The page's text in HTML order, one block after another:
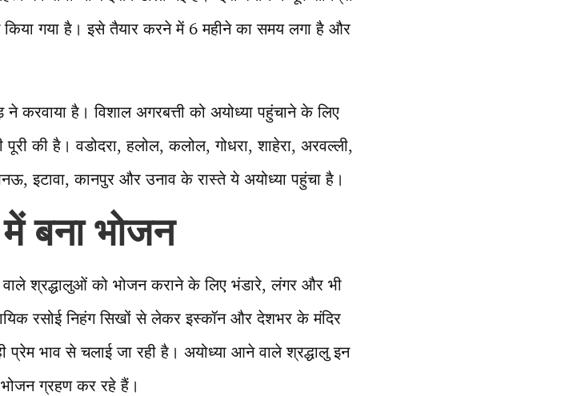
गया है। इसे तैयार करने में 6 महीने का समय लगा है और
ने करवाया है। विशाल अगरबत्ती को अयोध्या पहुंचाने के लिए
की है। वडोदरा, हलोल, कलोल, गोधरा, शाहेरा, अरवल्ली,
इटावा, कानपुर और उनाव के रास्ते ये अयोध्या पहुंचा है।
बना भोजन
वाले श्रद्धालुओं को भोजन कराने के लिए भंडारे, लंगर और भी
रसोई निहंग सिखों से लेकर इस्कॉन और देशभर के मंदिर
प्रेम भाव से चलाई जा रही है। अयोध्या आने वाले श्रद्धालु इन
भोजन ग्रहण कर रहे हैं।